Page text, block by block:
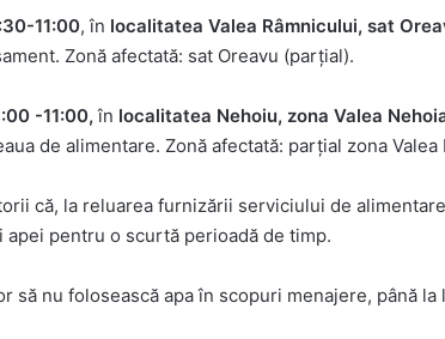
11:00, în localitatea Valea Râmnicului, sat
Zonă afectată: sat Oreavu (parțial).
-11:00, în localitatea Nehoiu, zona Valea
de alimentare. Zonă afectată: parțial zona Valea
că, la reluarea furnizării serviciului de
pentru o scurtă perioadă de timp.
să nu folosească apa în scopuri menajere, până